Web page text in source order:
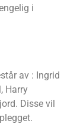
i
av : Ingrid
Harry
Disse vil